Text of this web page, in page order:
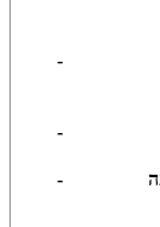
-
-
-